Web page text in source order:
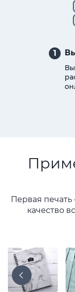
1
Первая печать
качество